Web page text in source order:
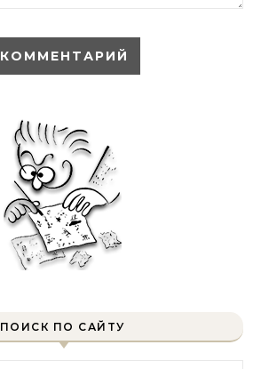
ПОИСК ПО САЙТУ